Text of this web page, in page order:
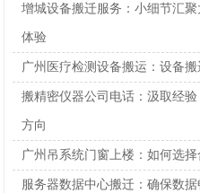
增城设备搬迁服务：小细节汇
体验
广州医疗检测设备搬运：设备
搬精密仪器公司电话：汲取经
方向
广州吊系统门窗上楼：如何选
服务器数据中心搬迁：确保数